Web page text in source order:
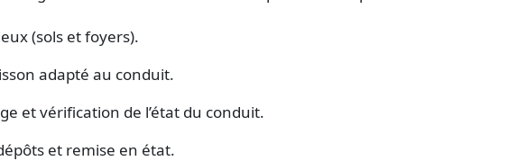
(sols et foyers).
adapté au conduit.
et vérification de l’état du conduit.
et remise en état.